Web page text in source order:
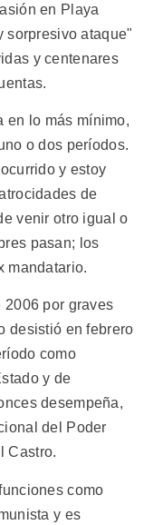
en Playa
sorpresivo ataque"
y centenares
en lo más mínimo,
o dos períodos.
y estoy
de
venir otro igual o
pasan; los
mandatario.
por graves
desistió en febrero
como
y de
desempeña,
del Poder
Castro.
como
y es